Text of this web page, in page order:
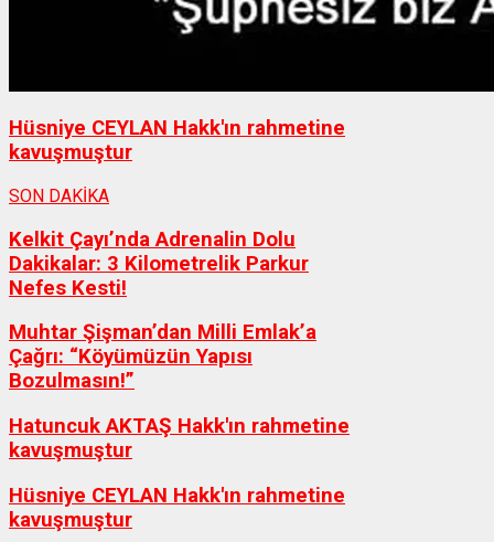
Hüsniye CEYLAN Hakk'ın rahmetine
kavuşmuştur
SON DAKİKA
Kelkit Çayı’nda Adrenalin Dolu
Dakikalar: 3 Kilometrelik Parkur
Nefes Kesti!
Muhtar Şişman’dan Milli Emlak’a
Çağrı: “Köyümüzün Yapısı
Bozulmasın!”
Hatuncuk AKTAŞ Hakk'ın rahmetine
kavuşmuştur
Hüsniye CEYLAN Hakk'ın rahmetine
kavuşmuştur